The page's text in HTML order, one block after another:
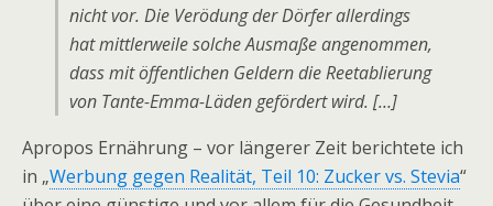
nicht vor. Die Verödung der Dörfer allerdings
hat mittlerweile solche Ausmaße angenommen,
dass mit öffentlichen Geldern die Reetablierung
von Tante-Emma-Läden gefördert wird. […]
Apropos Ernährung – vor längerer Zeit berichtete ich
in „Werbung gegen Realität, Teil 10: Zucker vs. Stevia“